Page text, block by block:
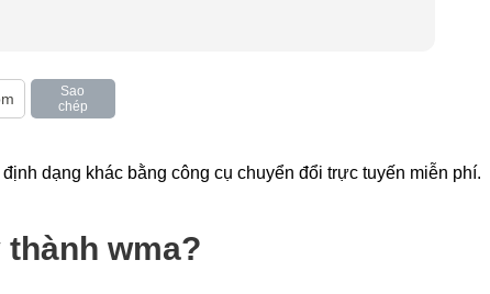
Sao
chép
dạng khác bằng công cụ chuyển đổi trực tuyến miễn phí.
wma?